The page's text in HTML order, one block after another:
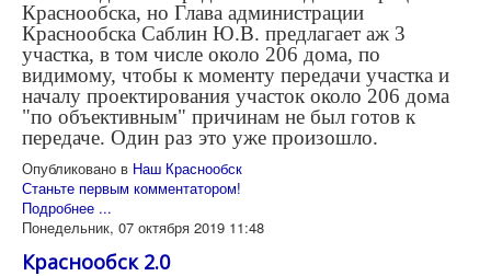
Краснообска, но Глава администрации
Краснообска Саблин Ю.В. предлагает аж 3
участка, в том числе около 206 дома, по
видимому, чтобы к моменту передачи участка и
началу проектирования участок около 206 дома
"по объективным" причинам не был готов к
передаче. Один раз это уже произошло.
Опубликовано в Наш Краснообск
Станьте первым комментатором!
Подробнее ...
Понедельник, 07 октября 2019 11:48
Краснообск 2.0